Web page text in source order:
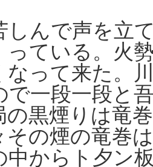
しんで声を立
っている。火
なって来た。
で一段一段と
の黒煙りは竜
その煙の竜巻
中からト夕ン